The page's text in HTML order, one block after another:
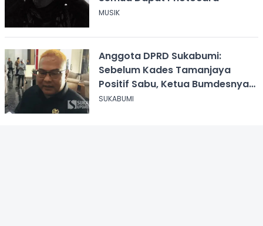
MUSIK
Anggota DPRD Sukabumi:
Sebelum Kades Tamanjaya
Positif Sabu, Ketua Bumdesnya
Juga Terjerat Dugaan Narkoba
SUKABUMI